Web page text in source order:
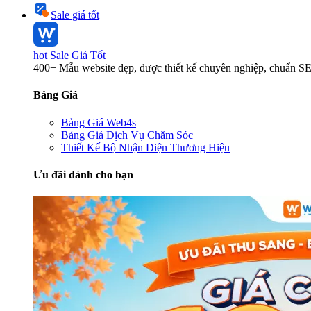
Sale giá tốt
hot Sale Giá Tốt
400+ Mẫu website đẹp, được thiết kế chuyên nghiệp, chuẩn
Bảng Giá
Bảng Giá Web4s
Bảng Giá Dịch Vụ Chăm Sóc
Thiết Kế Bộ Nhận Diện Thương Hiệu
Ưu đãi dành cho bạn